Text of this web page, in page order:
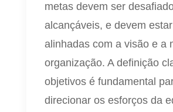
metas devem ser
alcançáveis, e devem estar
alinhadas com a visão e a
organização. A definição
objetivos é fundamental
direcionar os esforços da